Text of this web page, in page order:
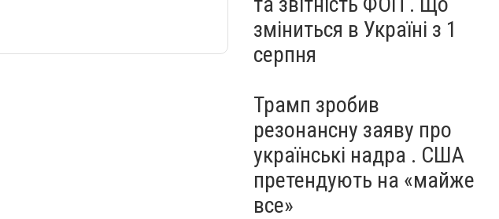
зміниться в Україні з 1
серпня
Трамп зробив
резонансну заяву про
українські надра . США
претендують на «майже
все»